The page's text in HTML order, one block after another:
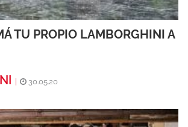
TU PROPIO LAMBORGHINI A
30.05.20